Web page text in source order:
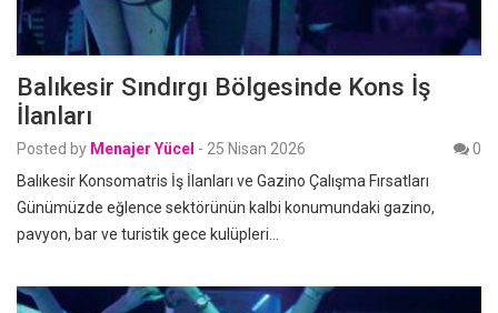
Balıkesir Sındırgı Bölgesinde Kons İş
İlanları
Posted by Menajer Yücel - 25 Nisan 2026
0
Balıkesir Konsomatris İş İlanları ve Gazino Çalışma Fırsatları
Günümüzde eğlence sektörünün kalbi konumundaki gazino,
pavyon, bar ve turistik gece kulüpleri…